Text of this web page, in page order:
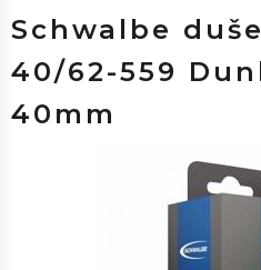
Schwalbe
40/62-559
40mm